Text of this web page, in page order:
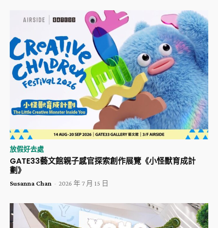
放假好去處
GATE33藝文館親子感官探索創作展覽《小怪獸育成計
劃》
Susanna Chan - 2026 年 7 月 15 日